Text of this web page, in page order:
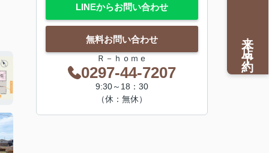
LINEからお問い合わせ
無料お問い合わせ
Ｒ－ｈｏｍｅ
0297-44-7207
9:30～18：30
（休：無休）
来店予約